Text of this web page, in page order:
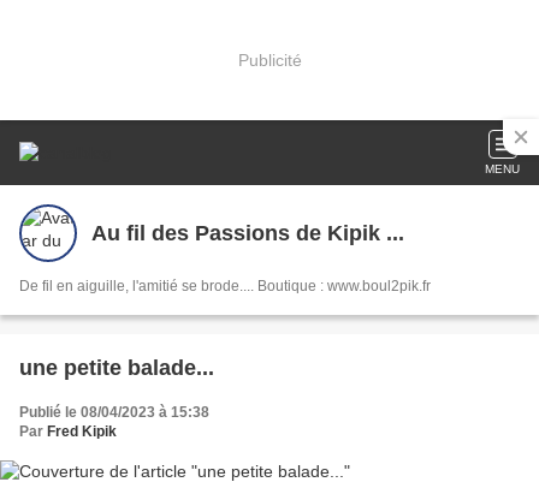
Publicité
MENU
Au fil des Passions de Kipik ...
De fil en aiguille, l'amitié se brode.... Boutique : www.boul2pik.fr
une petite balade...
Publié le 08/04/2023 à 15:38
Par Fred Kipik